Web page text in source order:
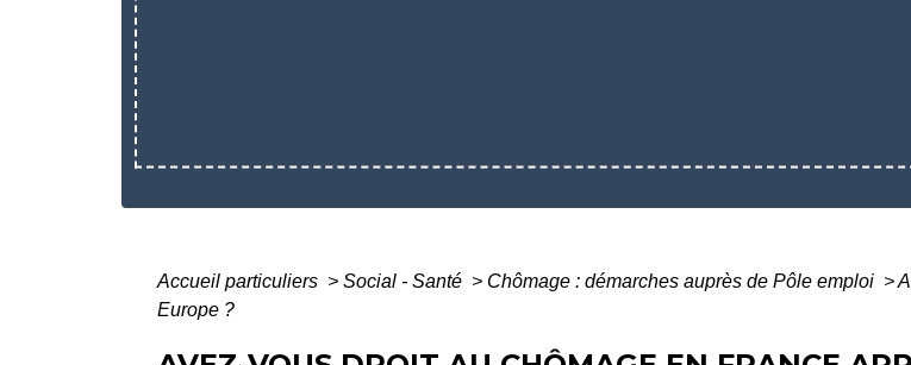
Accueil particuliers > Social - Santé > Chômage : démarches auprès de Pôle emploi >
Europe ?